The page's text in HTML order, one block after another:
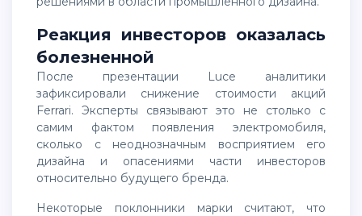
Реакция инвесторов оказалась
болезненной
После презентации Luce аналитики
зафиксировали снижение стоимости акций
Ferrari. Эксперты связывают это не столько с
самим фактом появления электромобиля,
сколько с неоднозначным восприятием его
дизайна и опасениями части инвесторов
относительно будущего бренда.
Некоторые поклонники марки считают, что